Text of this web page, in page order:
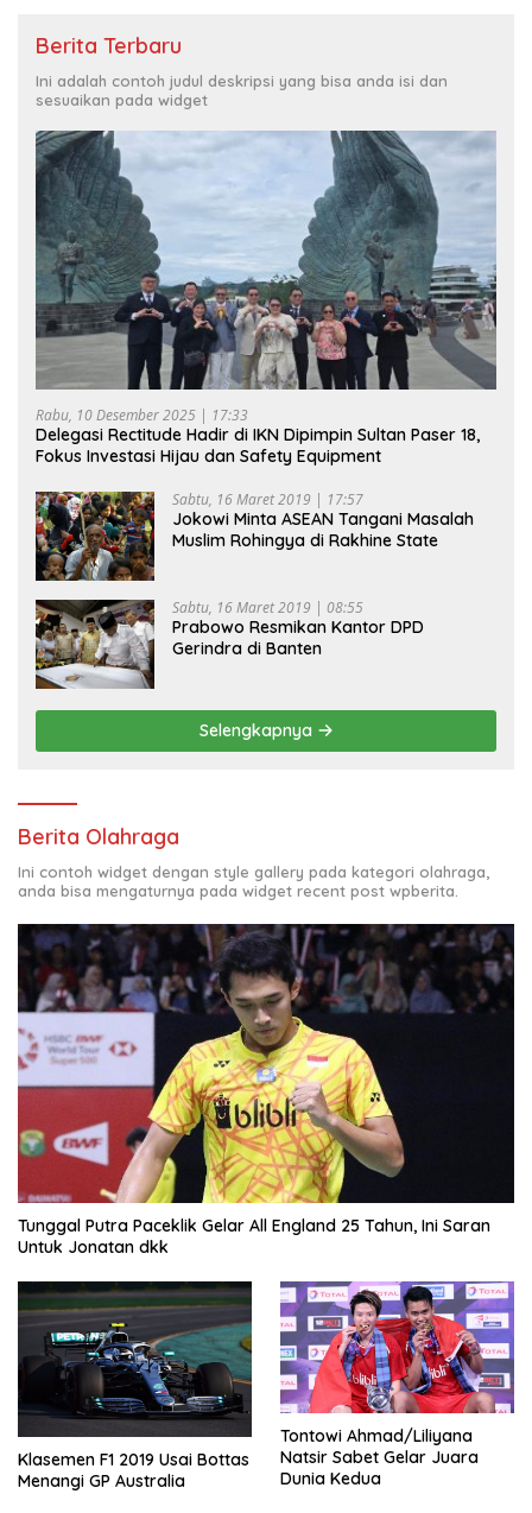
Berita Terbaru
Ini adalah contoh judul deskripsi yang bisa anda isi dan
sesuaikan pada widget
Rabu, 10 Desember 2025 | 17:33
Delegasi Rectitude Hadir di IKN Dipimpin Sultan Paser 18,
Fokus Investasi Hijau dan Safety Equipment
Sabtu, 16 Maret 2019 | 17:57
Jokowi Minta ASEAN Tangani Masalah
Muslim Rohingya di Rakhine State
Sabtu, 16 Maret 2019 | 08:55
Prabowo Resmikan Kantor DPD
Gerindra di Banten
Selengkapnya
Berita Olahraga
Ini contoh widget dengan style gallery pada kategori olahraga,
anda bisa mengaturnya pada widget recent post wpberita.
Tunggal Putra Paceklik Gelar All England 25 Tahun, Ini Saran
Untuk Jonatan dkk
Klasemen F1 2019 Usai Bottas
Menangi GP Australia
Tontowi Ahmad/Liliyana
Natsir Sabet Gelar Juara
Dunia Kedua